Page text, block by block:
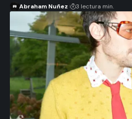
Abraham Nuñez 3 lectura min.